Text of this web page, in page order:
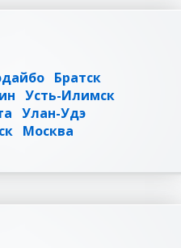
Братск
Усть-Илимск
Улан-Удэ
Москва